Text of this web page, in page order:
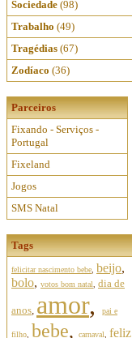
Sociedade (98)
Trabalho (49)
Tragédias (67)
Zodíaco (36)
Parceiros
Fixando - Serviços -
Portugal
Fixeland
Jogos
SMS Natal
Tags
felicitar nascimento bebe beijo,
bolo, votos bom natal dia de
anos, amor, pai e
filho bebe, carnaval feliz